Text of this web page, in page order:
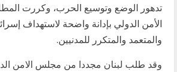
تدهور الوضع وتوسيع الحرب، وكررت
الأمن الدولي بإدانة واضحة لاستهداف
والمتعمد والمتكرر للمدنيين.
وقد طلب لبنان مجددا من مجلس الامن